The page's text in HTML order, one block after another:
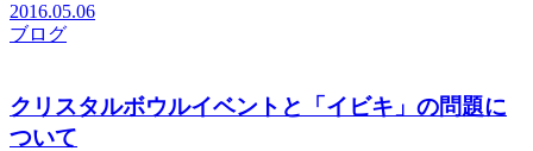
2016.05.06
ブログ
クリスタルボウルイベントと「イビキ」の問題に
ついて